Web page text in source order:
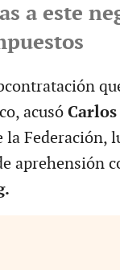
a este
acusó Carlos
Federación,
aprehensión